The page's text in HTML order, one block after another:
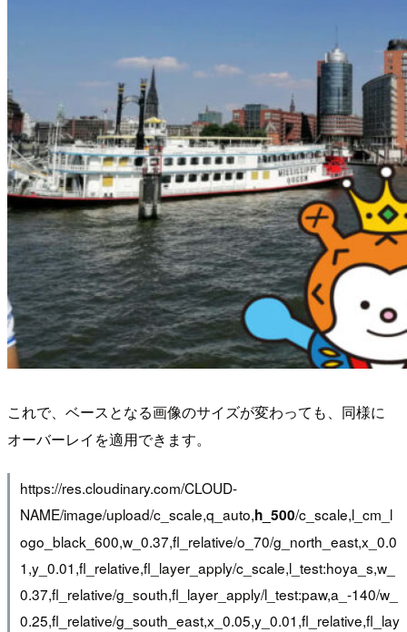
これで、ベースとなる画像のサイズが変わっても、同様に
オーバーレイを適用できます。
https://res.cloudinary.com/CLOUD-
NAME/image/upload/c_scale,q_auto,h_500/c_scale,l_cm_l
ogo_black_600,w_0.37,fl_relative/o_70/g_north_east,x_0.0
1,y_0.01,fl_relative,fl_layer_apply/c_scale,l_test:hoya_s,w_
0.37,fl_relative/g_south,fl_layer_apply/l_test:paw,a_-140/w_
0.25,fl_relative/g_south_east,x_0.05,y_0.01,fl_relative,fl_lay